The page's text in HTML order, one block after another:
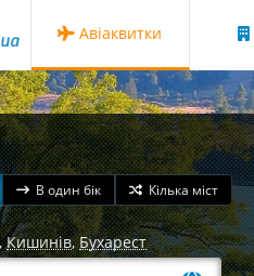
Авіаквитки
В один бік Кілька міст
,Кишинів,Бухарест